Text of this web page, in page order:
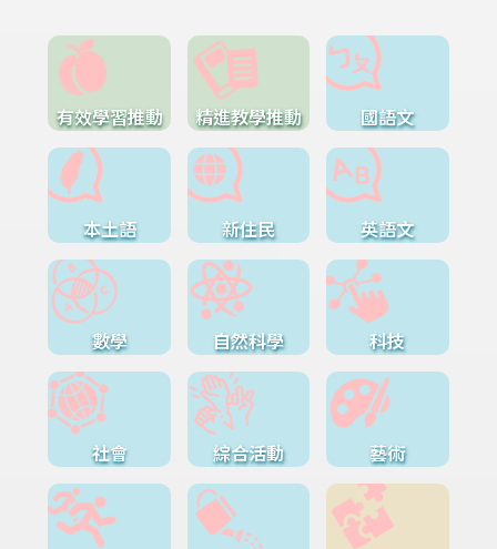
有效學習推動 精進教學推動 國語文
本土語 新住民 英語文
數學 自然科學 科技
社會 綜合活動 藝術